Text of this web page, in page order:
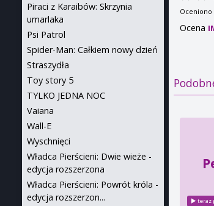
Oceniono
Ocena
Piraci z Karaibów: Skrzynia
umarlaka
Psi Patrol
Spider-Man: Całkiem nowy dzień
Straszydła
Toy story 5
TYLKO JEDNA NOC
Vaiana
Wall-E
Wyschnięci
Władca Pierścieni: Dwie wieże -
edycja rozszerzona
Władca Pierścieni: Powrót króla -
edycja rozszerzon...